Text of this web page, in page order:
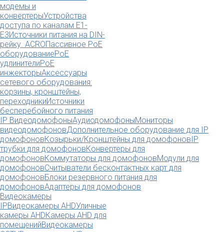
модемы и
конвертерыУстройства
доступа по каналам E1-
E3Источники питания на DIN-
рейку. ACROПассивное PoE
оборудованиеPoE
удлинителиPoE
инжекторыАксессуары
сетевого оборудования:
корзины, кронштейны,
переходникиИсточники
бесперебойного питания
IP ВидеодомофоныАудиодомофоныМониторы
видеодомофоновДополнительное оборудование для IP
домофоновКозырьки/Кронштейны для домофоновIP
трубки для домофоновКонвертеры для
домофоновКоммутаторы для домофоновМодули для
домофоновСчитыватели бесконтактных карт для
домофоновБлоки резервного питания для
домофоновАдаптеры для домофонов
Видеокамеры
IPВидеокамеры AHDУличные
камеры AHDКамеры AHD для
помещенийВидеокамеры